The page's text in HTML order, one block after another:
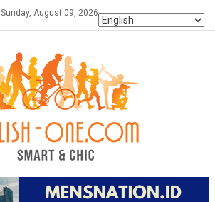
Sunday, August 09, 2026